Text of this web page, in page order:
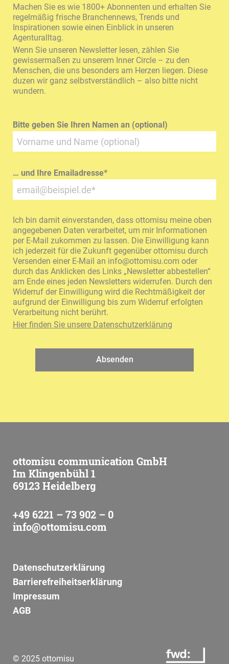
Machen Sie es wie 1800+ Abonnenten und erhalten Sie
regelmäßig frische Branchennews, Trends und
Inspirationen sowie einen Einblick in unseren
Agenturalltag.
Wenn Sie unseren Newsletter lesen, zählen Sie
gewissermaßen zu unserem Inner Circle – zu den
Menschen, die uns besonders am Herzen liegen. Diese
duzen wir ganz selbstverständlich – also bitte nicht
wundern.
… und Ihre Emailadresse*
Bitte geben Sie Ihren Namen an (optional)
Hier finden Sie unsere Datenschutzerklärung
Absenden
Ich bin damit einverstanden, dass ottomisu meine oben
angegebenen Daten verarbeitet, um mir Informationen
per E-Mail zukommen zu lassen. Die Einwilligung kann
ich jederzeit für die Zukunft gegenüber ottomisu durch
Versenden einer E-Mail an info@ottomisu.com oder
durch das Anklicken des Links „Newsletter abbestellen“
am Ende eines jeden Newsletters widerrufen. Durch den
Widerruf der Einwilligung wird die Rechtmäßigkeit der
aufgrund der Einwilligung bis zum Widerruf erfolgten
Verarbeitung nicht berührt.
ottomisu communication GmbH
Im Klingenbühl 1
69123 Heidelberg
+49 6221 – 73 902 – 0
info@ottomisu.com
Datenschutzerklärung
Barrierefreiheitserklärung
Impressum
AGB
© 2025 ottomisu